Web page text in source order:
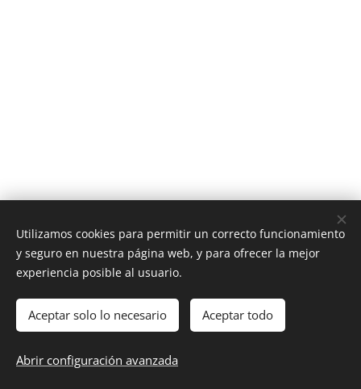
© 2026Escola Sol-Ixent. Mataró. Educació Infantil,
Creado conWebnode
Utilizamos cookies para permitir un correcto funcionamiento
y seguro en nuestra página web, y para ofrecer la mejor
experiencia posible al usuario.
Aceptar solo lo necesario Aceptar todo
Abrir configuración avanzada